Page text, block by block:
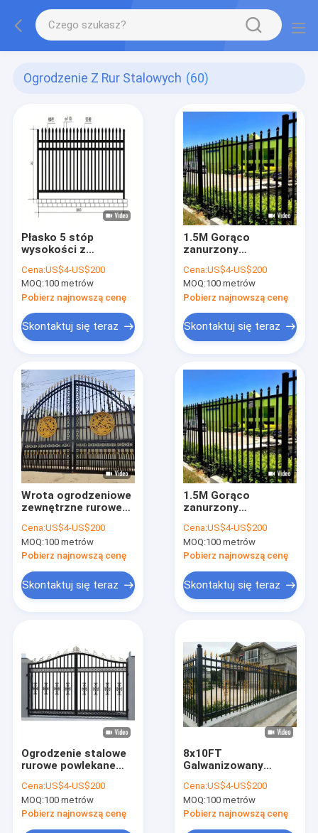
Ogrodzenie Z Rur Stalowych (60)
Płasko 5 stóp
wysokości z
ogniwem metalowym
Cena:US$4-US$200
MOQ:100 metrów
Pobierz najnowszą cenę
Skontaktuj się teraz
1.5M Gorąco
zanurzony
metalowy stalowy
Tubularny płot
piketowy
Cena:US$4-US$200
MOQ:100 metrów
Pobierz najnowszą cenę
Skontaktuj się teraz
Wrota ogrodzeniowe
zewnętrzne rurowe
Dekoracyjne
ogrodzenia
Cena:US$4-US$200
MOQ:100 metrów
Pobierz najnowszą cenę
Skontaktuj się teraz
1.5M Gorąco
zanurzony
metalowy stalowy
Tubularny płot
piketowy
Cena:US$4-US$200
MOQ:100 metrów
Pobierz najnowszą cenę
Skontaktuj się teraz
Ogrodzenie stalowe
rurowe powlekane
Cena:US$4-US$200
MOQ:100 metrów
Pobierz najnowszą cenę
8x10FT
Galwanizowany
Metalowe Tubularne
Cena:US$4-US$200
MOQ:100 metrów
Pobierz najnowszą cenę